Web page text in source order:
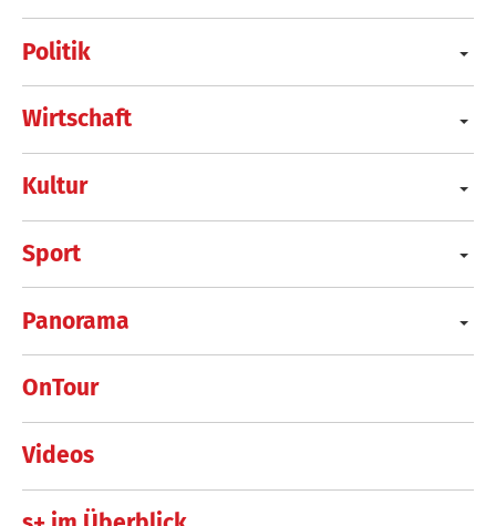
Politik
Wirtschaft
Kultur
Sport
Panorama
OnTour
Videos